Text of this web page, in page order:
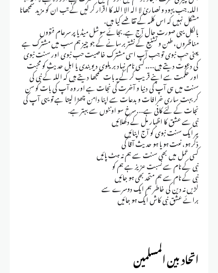
اللہ. جب یہود و نصاریٰ لا الہ الا اللہ کا اقرار کر لیں گے تب ان کو مزید سمجھانا
مشکل نہیں کہ اس کلمہ کے تقاضے کیا ہیں.
بالکل یہی صورت حال آج ہے. بجائے سوشل میڈیا پر سرعام فتووں
مناظروں، طعن و تشنیع کے نشتر برسانے کے جو چیز ہم سب میں مشترک ہے
یعنی حبِ نبوی تو جب آپ اسی مشترک خاصیت حب نبوی اور سنت نبوی
کی دعوت دیتے ہیں….. کسی نام نہاد بریلوی دیوبندی یا اہل حدیث کو محبت
اور حکمت سے اپنے قریب کر کے یہ بات سمجھا دیتے ہیں کہ اللہ کے نبی کی
سنت میں ہی آپ کی دنیا و آخرت کی نجات ہے اور وہ آپ کی بات کو سن
کر بہت ساری خرافات و بدعات سے اپنا دامن چھڑا لیتا ہے تو یہی آپ کی
نجات کے لئے کافی ہے…. سرخ سو اونٹوں سے بہتر ہے.
نبی سے عشق کا اظہار مل کے دکھلائیں
ہر ایک سنت نبوی کو آج اپنائیں
ذکر ہو، نعت ہو یا ہو حدیث آقا کی
کسی عمل میں بھی سنت سے ہم نہ ہٹ پائیں
نبی کے نام سے نسبت عزیز ہے ہم کو
نبی کے نام سے ہم متحد بھی ہو جائیں
لڑیں نہ دین کی خاطر ہم ایک دوسرے سے
برائے عشق نبی کاش ایک ہو جائیں
اتحاد بین المسلمین